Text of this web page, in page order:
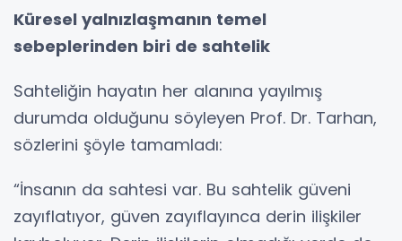
Küresel yalnızlaşmanın temel
sebeplerinden biri de sahtelik
Sahteliğin hayatın her alanına yayılmış
durumda olduğunu söyleyen Prof. Dr. Tarhan,
sözlerini şöyle tamamladı:
“İnsanın da sahtesi var. Bu sahtelik güveni
zayıflatıyor, güven zayıflayınca derin ilişkiler